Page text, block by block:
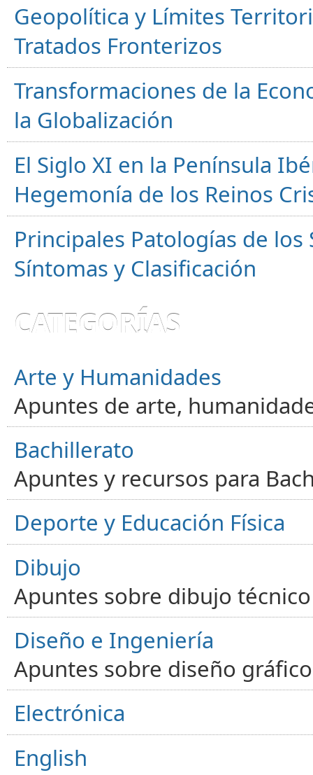
Geopolítica y Límites
Tratados Fronterizos
Transformaciones de la
la Globalización
El Siglo XI en la Península
Hegemonía de los Reinos
Principales Patologías de
Síntomas y Clasificación
CATEGORÍAS
Arte y Humanidades
Apuntes de arte,
Bachillerato
Apuntes y recursos para
Deporte y Educación Física
Dibujo
Apuntes sobre dibujo
Diseño e Ingeniería
Apuntes sobre diseño
Electrónica
English